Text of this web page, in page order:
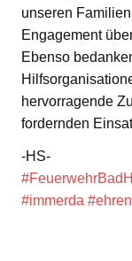
unseren
Engagement
Ebenso
hervorragende
fordernden
-HS-
#immerda